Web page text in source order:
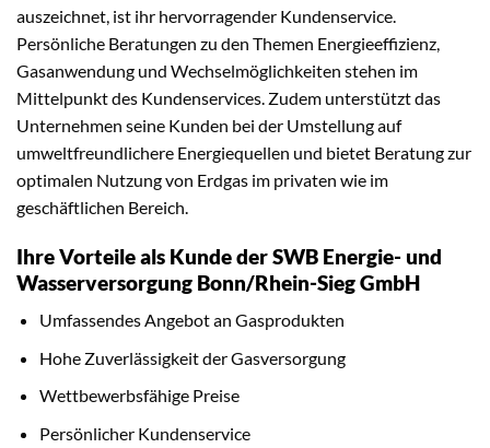
auszeichnet, ist ihr hervorragender Kundenservice.
Persönliche Beratungen zu den Themen Energieeffizienz,
Gasanwendung und Wechselmöglichkeiten stehen im
Mittelpunkt des Kundenservices. Zudem unterstützt das
Unternehmen seine Kunden bei der Umstellung auf
umweltfreundlichere Energiequellen und bietet Beratung zur
optimalen Nutzung von Erdgas im privaten wie im
geschäftlichen Bereich.
Ihre Vorteile als Kunde der SWB Energie- und
Wasserversorgung Bonn/Rhein-Sieg GmbH
Umfassendes Angebot an Gasprodukten
Hohe Zuverlässigkeit der Gasversorgung
Wettbewerbsfähige Preise
Persönlicher Kundenservice